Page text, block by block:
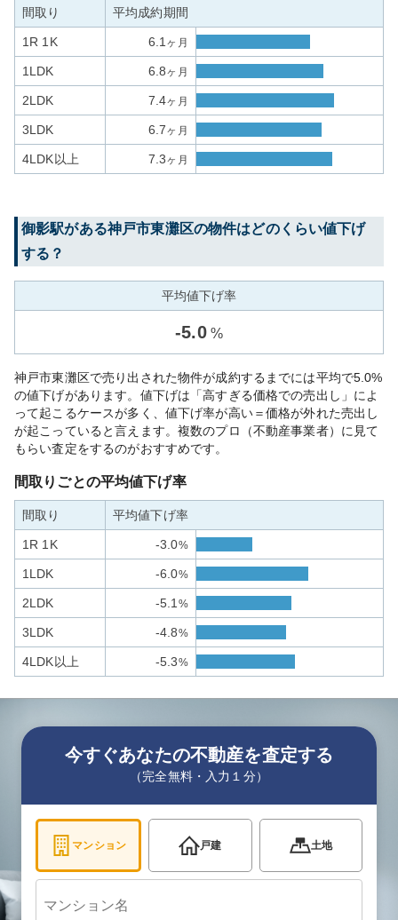
間取り 平均成約期間
1R 1K 6.1 ヶ月
1LDK 6.8ヶ月
2LDK 7.4ヶ月
3LDK 6.7ヶ月
4LDK以上 7.3ヶ月
御影駅がある神戸市東灘区の物件はどのくらい値下げ
する？
平均値下げ率
-5.0 %
神戸市東灘区で売り出された物件が成約するまでには平均で5.0%
の値下げがあります。値下げは「高すぎる価格での売出し」によ
って起こるケースが多く、値下げ率が高い＝価格が外れた売出し
が起こっていると言えます。複数のプロ（不動産事業者）に見て
もらい査定をするのがおすすめです。
間取りごとの平均値下げ率
間取り 平均値下げ率
1R 1K -3.0%
1LDK -6.0%
2LDK -5.1 %
3LDK -4.8%
4LDK以上 -5.3%
今すぐあなたの不動産を査定する
（完全無料・入力１分）
マンション 戸建 土地